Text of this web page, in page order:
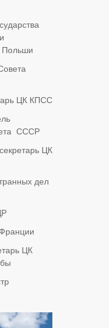
Польши
ЦК КПСС
СССР
ЦК
дел
ЦК